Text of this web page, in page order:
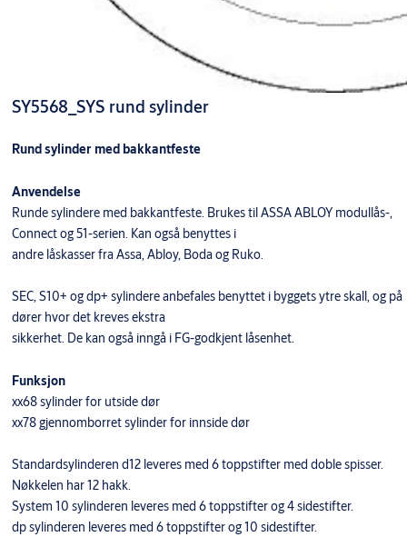
SY5568_SYS rund sylinder
Rund sylinder med bakkantfeste
Anvendelse
Runde sylindere med bakkantfeste. Brukes til ASSA ABLOY modullås-,
Connect og 51-serien. Kan også benyttes i
andre låskasser fra Assa, Abloy, Boda og Ruko.
SEC, S10+ og dp+ sylindere anbefales benyttet i byggets ytre skall, og på
dører hvor det kreves ekstra
sikkerhet. De kan også inngå i FG-godkjent låsenhet.
Funksjon
xx68 sylinder for utside dør
xx78 gjennomborret sylinder for innside dør
Standardsylinderen d12 leveres med 6 toppstifter med doble spisser.
Nøkkelen har 12 hakk.
System 10 sylinderen leveres med 6 toppstifter og 4 sidestifter.
dp sylinderen leveres med 6 toppstifter og 10 sidestifter.